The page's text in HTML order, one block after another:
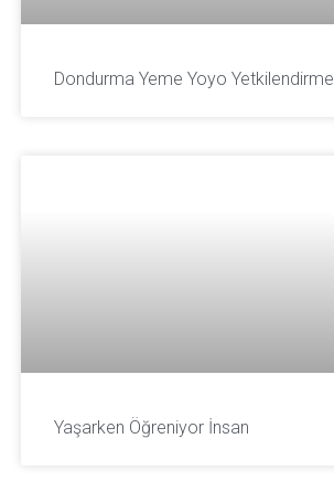
Dondurma Yeme Yoyo Yetkilendirme
Yaşarken Öğreniyor İnsan